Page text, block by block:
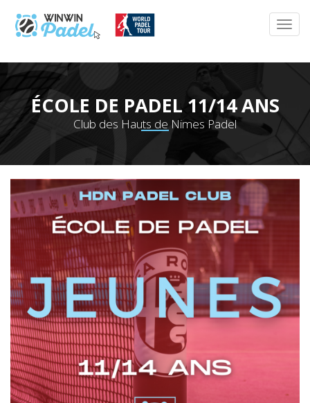
ÉCOLE DE PADEL 11/14 ANS
Club des Hauts de Nimes Padel